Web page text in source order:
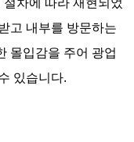
차에 따라 재현되었
고 내부를 방문하는
몰입감을 주어 광업
있습니다.